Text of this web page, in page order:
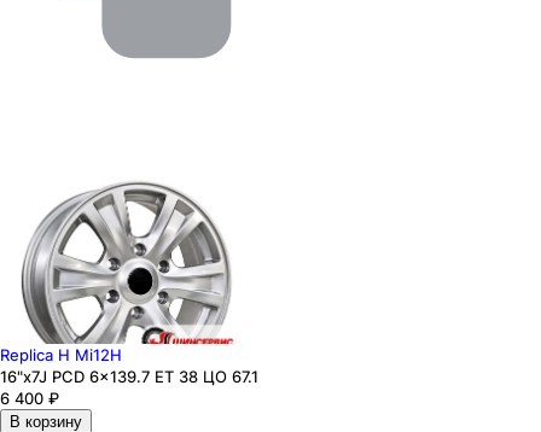
Replica H Mi12H
16"x7J PCD 6x139.7 ЕТ 38 ЦО 67.1
6 400 ₽
В корзину